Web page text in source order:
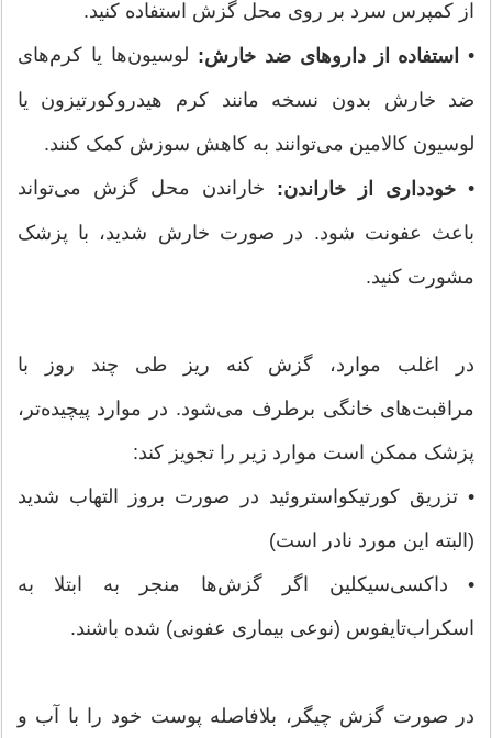
از کمپرس سرد بر روی محل گزش استفاده کنید.
•
استفاده از داروهای ضد خارش: لوسیون‌ها یا کرم‌های
ضد خارش بدون نسخه مانند کرم هیدروکورتیزون یا
لوسیون کالامین می‌توانند به کاهش سوزش کمک کنند.
• خودداری از خاراندن: خاراندن محل گزش می‌تواند
باعث عفونت شود. در صورت خارش شدید، با پزشک
مشورت کنید.
در اغلب موارد، گزش کنه ریز طی چند روز با
مراقبت‌های خانگی برطرف می‌شود. در موارد پیچیده‌تر،
پزشک ممکن است موارد زیر را تجویز کند:
• تزریق کورتیکواستروئید در صورت بروز التهاب شدید
(البته این مورد نادر است)
• داکسی‌سیکلین اگر گزش‌ها منجر به ابتلا به
اسكراب‌تايفوس (نوعی بیماری عفونی) شده باشند.
در صورت گزش چیگر، بلافاصله پوست خود را با آب و